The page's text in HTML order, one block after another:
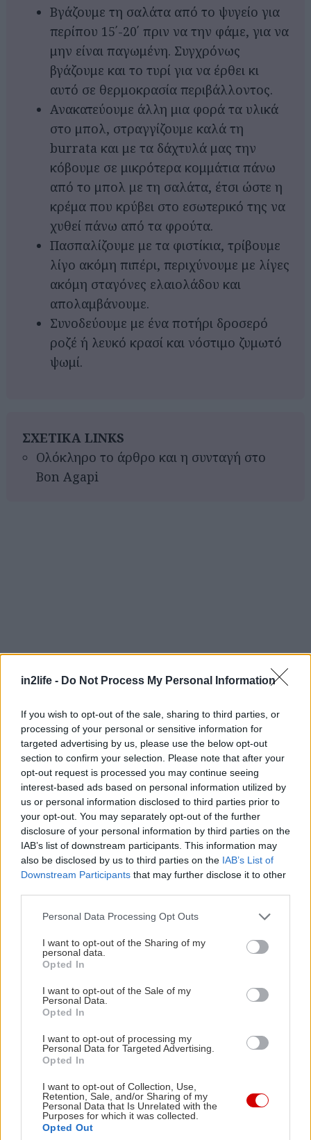
in2life - Do Not Process My Personal Information
If you wish to opt-out of the sale, sharing to third parties, or
processing of your personal or sensitive information for
targeted advertising by us, please use the below opt-out
section to confirm your selection. Please note that after your
opt-out request is processed you may continue seeing
interest-based ads based on personal information utilized by
us or personal information disclosed to third parties prior to
your opt-out. You may separately opt-out of the further
disclosure of your personal information by third parties on the
IAB’s list of downstream participants. This information may
also be disclosed by us to third parties on the IAB’s List of
Downstream Participants that may further disclose it to other
Please note that this website/app uses one or more Google
not limited to your visit or usage behaviour. You may click to
grant or deny consent to Google and its third-party tags to
use your data for below specified purposes in below Google
consent section.
Personal Data Processing Opt Outs
I want to opt-out of the Sharing of my
personal data.
Opted In
I want to opt-out of the Sale of my
Personal Data.
Opted In
I want to opt-out of processing my
Personal Data for Targeted Advertising.
Opted In
I want to opt-out of Collection, Use,
Retention, Sale, and/or Sharing of my
Personal Data that Is Unrelated with the
Purposes for which it was collected.
Opted Out
Βγάζουμε τη σαλάτα από το ψυγείο για
περίπου 15΄-20΄ πριν να την φάμε, για να
μην είναι παγωμένη. Συγχρόνως
βγάζουμε και το τυρί για να έρθει κι
αυτό σε θερμοκρασία περιβάλλοντος.
Ανακατεύουμε άλλη μια φορά τα υλικά
στο μπολ, στραγγίζουμε καλά τη
burrata και με τα δάχτυλά μας την
κόβουμε σε μικρότερα κομμάτια πάνω
από το μπολ με τη σαλάτα, έτσι ώστε η
κρέμα που κρύβει στο εσωτερικό της να
χυθεί πάνω από τα φρούτα.
Πασπαλίζουμε με τα φιστίκια, τρίβουμε
λίγο ακόμη πιπέρι, περιχύνουμε με λίγες
ακόμη σταγόνες ελαιολάδου και
απολαμβάνουμε.
Συνοδεύουμε με ένα ποτήρι δροσερό
ροζέ ή λευκό κρασί και νόστιμο ζυμωτό
ψωμί.
ΣΧΕΤΙΚΑ LINKS
Ολόκληρο το άρθρο και η συνταγή στο
Bon Agapi
για...